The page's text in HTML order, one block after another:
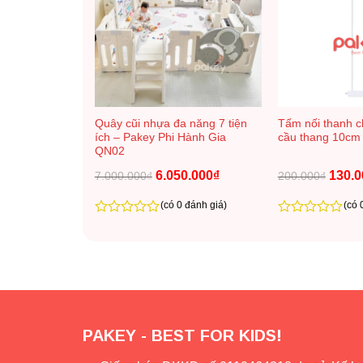
Quây cũi nhựa đa năng 7 tiện
ích – Pakey Phi Hành Gia
QN02
7.000.000₫ Giá
7.000.000₫.
6.050.000₫Giá
là:
(có 0 đánh giá)
Tấm nối thanh
cầu thang 10cm
200.000₫ Giá
(có
2.560.000₫
PAKEY - BEST FOR KIDS!